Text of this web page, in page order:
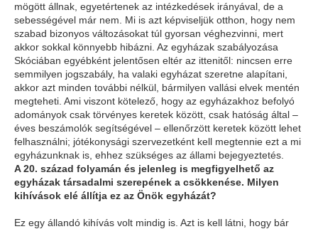
mögött állnak, egyetértenek az intézkedések irányával, de a
sebességével már nem. Mi is azt képviseljük otthon, hogy nem
szabad bizonyos változásokat túl gyorsan véghezvinni, mert
akkor sokkal könnyebb hibázni. Az egyházak szabályozása
Skóciában egyébként jelentősen eltér az ittenitől: nincsen erre
semmilyen jogszabály, ha valaki egyházat szeretne alapítani,
akkor azt minden további nélkül, bármilyen vallási elvek mentén
megteheti. Ami viszont kötelező, hogy az egyházakhoz befolyó
adományok csak törvényes keretek között, csak hatóság által –
éves beszámolók segítségével – ellenőrzött keretek között lehet
felhasználni; jótékonysági szervezetként kell megtennie ezt a mi
egyházunknak is, ehhez szükséges az állami bejegyeztetés.
A 20. század folyamán és jelenleg is megfigyelhető az
egyházak társadalmi szerepének a csökkenése. Milyen
kihívások elé állítja ez az Önök egyházát?
Ez egy állandó kihívás volt mindig is. Azt is kell látni, hogy bár